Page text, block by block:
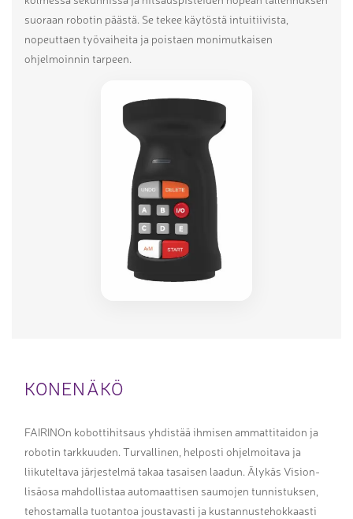
suoraan robotin päästä. Se tekee käytöstä intuitiivista,
nopeuttaen työvaiheita ja poistaen monimutkaisen
ohjelmoinnin tarpeen.
KONENÄKÖ
FAIRINOn kobottihitsaus yhdistää ihmisen ammattitaidon ja
robotin tarkkuuden. Turvallinen, helposti ohjelmoitava ja
liikuteltava järjestelmä takaa tasaisen laadun. Älykäs Vision-
lisäosa mahdollistaa automaattisen saumojen tunnistuksen,
tehostamalla tuotantoa joustavasti ja kustannustehokkaasti